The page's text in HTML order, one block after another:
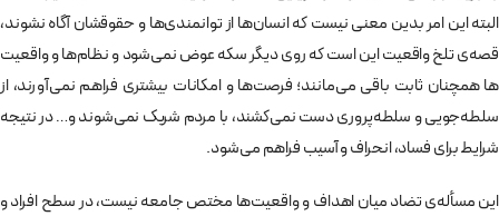
البته این امر بدین معنی نیست که انسان­‌ها از توانمندی­‌ها و حقوقشان آگاه نشوند،
قصه­‌ی تلخ واقعیت این است که روی دیگر سکه عوض نمی­‌شود و نظام­‌ها و واقعیت­‌
ها همچنان ثابت باقی می‌مانند؛ فرصت­‌ها و امکانات بیشتری فراهم نمی­‌آورند، از
سلطه­‌جویی و سلطه­‌پروری دست نمی­‌کشند، با مردم شریک نمی­‌شوند و… در نتیجه
شرایط برای فساد، انحراف و آسیب فراهم می­‌شود.
این مسأله‌ی تضاد میان اهداف و واقعیت­‌ها مختص جامعه نیست، در سطح افراد و